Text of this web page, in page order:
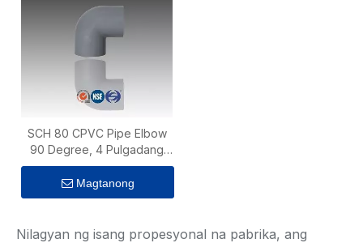
SCH 80 CPVC Pipe Elbow
90 Degree, 4 Pulgadang
Plastik
Magtanong
Nilagyan ng isang propesyonal na pabrika, ang